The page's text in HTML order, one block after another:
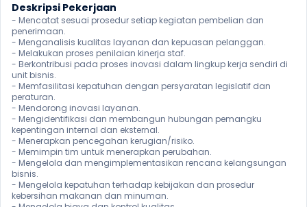
Deskripsi Pekerjaan
- Mencatat sesuai prosedur setiap kegiatan pembelian dan
penerimaan.
- Menganalisis kualitas layanan dan kepuasan pelanggan.
- Melakukan proses penilaian kinerja staf.
- Berkontribusi pada proses inovasi dalam lingkup kerja sendiri di
unit bisnis.
- Memfasilitasi kepatuhan dengan persyaratan legislatif dan
peraturan.
- Mendorong inovasi layanan.
- Mengidentifikasi dan membangun hubungan pemangku
kepentingan internal dan eksternal.
- Menerapkan pencegahan kerugian/risiko.
- Memimpin tim untuk menerapkan perubahan.
- Mengelola dan mengimplementasikan rencana kelangsungan
bisnis.
- Mengelola kepatuhan terhadap kebijakan dan prosedur
kebersihan makanan dan minuman.